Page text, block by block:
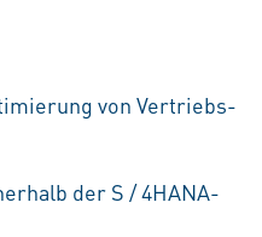
von Vertriebs-
der S / 4HANA-